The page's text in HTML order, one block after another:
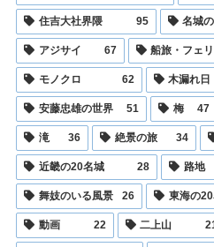
住吉大社界隈 95 名城
アジサイ 67 船旅・フェ
モノクロ 62 木漏れ日
安藤忠雄の世界 51 梅 47
滝 36 絶景の旅 34
近畿の20名城 28 路地
舞妓のいる風景 26 東海の
動画 22 二上山